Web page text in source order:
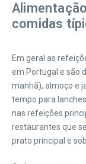
comidas
Em geral as
em Portugal e são
manhã), almoço e
tempo para
nas refeições
restaurantes que
prato principal e